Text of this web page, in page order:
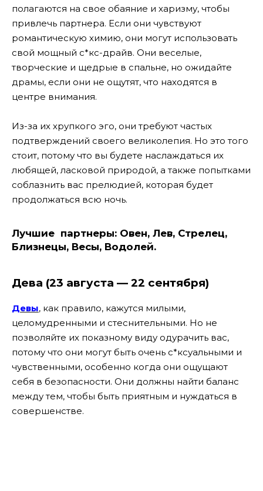
полагаются на свое обаяние и харизму, чтобы
привлечь партнера. Если они чувствуют
романтическую химию, они могут использовать
свой мощный с*кс-драйв. Они веселые,
творческие и щедрые в спальне, но ожидайте
драмы, если они не ощутят, что находятся в
центре внимания.
Из-за их хрупкого эго, они требуют частых
подтверждений своего великолепия. Но это того
стоит, потому что вы будете наслаждаться их
любящей, ласковой природой, а также попытками
соблазнить вас прелюдией, которая будет
продолжаться всю ночь.
Лучшие партнеры: Овен, Лев, Стрелец,
Близнецы, Весы, Водолей.
Дева (23 августа — 22 сентября)
Девы, как правило, кажутся милыми,
целомудренными и стеснительными. Но не
позволяйте их показному виду одурачить вас,
потому что они могут быть очень с*ксуальными и
чувственными, особенно когда они ощущают
себя в безопасности. Они должны найти баланс
между тем, чтобы быть приятным и нуждаться в
совершенстве.